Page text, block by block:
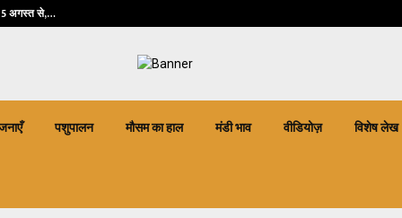
5 अगस्त से,…
जानवरों…
पशुपालन मौसम का हाल मंडी भाव वीडियोज़ विशेष लेख